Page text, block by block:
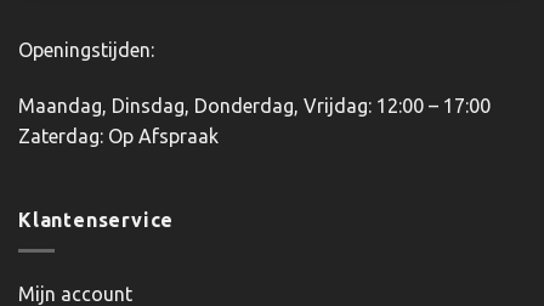
Openingstijden:
Maandag, Dinsdag, Donderdag, Vrijdag: 12:00 – 17:00
Zaterdag: Op Afspraak
Klantenservice
Mijn account